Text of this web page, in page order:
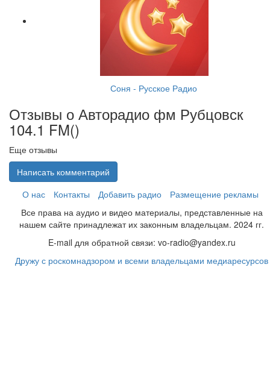
Соня - Русское Радио
Отзывы о Авторадио фм Рубцовск
104.1 FM()
Еще отзывы
Написать комментарий
О нас
Контакты Добавить радио
Размещение рекламы
Все права на аудио и видео материалы, представленные на
нашем сайте принадлежат их законным владельцам. 2024 гг.
E-mail для обратной связи: vo-radio@yandex.ru
Дружу с роскомнадзором и всеми владельцами медиаресурсов